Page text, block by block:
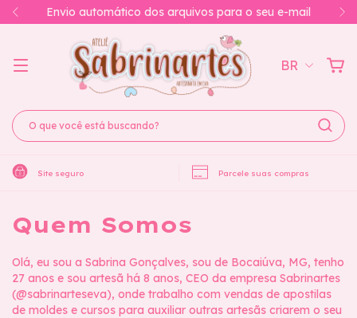
Envio automático dos arquivos para o seu e-mail
BR
Site seguro Parcele suas compras
Quem Somos
Olá, eu sou a Sabrina Gonçalves, sou de Bocaiúva, MG, tenho
27 anos e sou artesã há 8 anos, CEO da empresa Sabrinartes
(@sabrinarteseva), onde trabalho com vendas de apostilas
de moldes e cursos para auxiliar outras artesãs criarem o seu